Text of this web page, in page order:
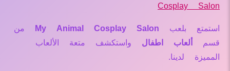
Cosplay Salon
استمتع بلعب My Animal Cosplay Salon من
قسم
ألعاب اطفال واستكشف متعة الألعاب
المميزة لدينا.